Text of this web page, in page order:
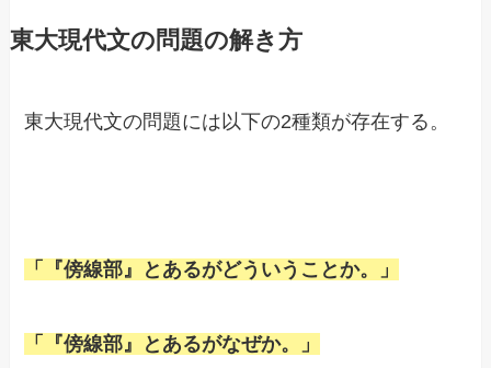
東大現代文の問題の解き方
東大現代文の問題には以下の2種類が存在する。
「『傍線部』とあるがどういうことか。」
「『傍線部』とあるがなぜか。」